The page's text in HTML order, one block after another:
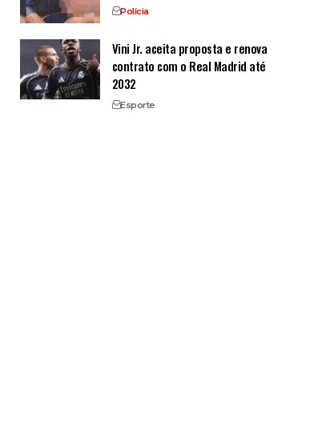
Polícia
Vini Jr. aceita proposta e renova
contrato com o Real Madrid até
2032
Esporte